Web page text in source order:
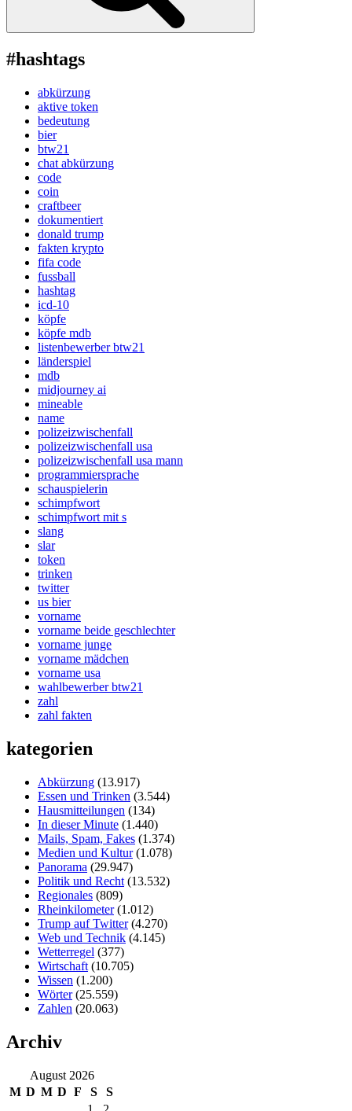
#hashtags
abkürzung
aktive token
bedeutung
bier
btw21
chat abkürzung
code
coin
craftbeer
dokumentiert
donald trump
fakten krypto
fifa code
fussball
hashtag
icd-10
köpfe
köpfe mdb
listenbewerber btw21
länderspiel
mdb
midjourney ai
mineable
name
polizeizwischenfall
polizeizwischenfall usa
polizeizwischenfall usa mann
programmiersprache
schauspielerin
schimpfwort
schimpfwort mit s
slang
slar
token
trinken
twitter
us bier
vorname
vorname beide geschlechter
vorname junge
vorname mädchen
vorname usa
wahlbewerber btw21
zahl
zahl fakten
kategorien
Abkürzung (13.917)
Essen und Trinken (3.544)
Hausmitteilungen (134)
In dieser Minute (1.440)
Mails, Spam, Fakes (1.374)
Medien und Kultur(1.078)
Panorama (29.947)
Politik und Recht (13.532)
Regionales (809)
Rheinkilometer(1.012)
Trump auf Twitter(4.270)
Web und Technik (4.145)
Wetterregel (377)
Wirtschaft (10.705)
Wissen (1.200)
Wörter(25.559)
Zahlen (20.063)
Archiv
August 2026
M D M D F S
S